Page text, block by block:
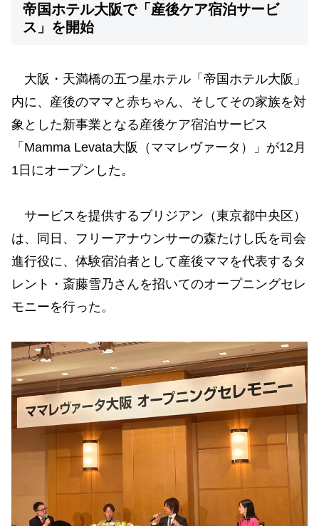
帝国ホテル大阪で「産後ケア宿泊サービ
ス」を開始
大阪・天満橋の五つ星ホテル「帝国ホテル大阪」
内に、産後のママと赤ちゃん、そしてその家族を対
象とした新事業となる産後ケア宿泊サービス
「Mamma Levata大阪（ママレヴァータ）」が12月
1日にオープンした。
サービスを提供するブリジアン（東京都中央区）
は、同日、フリーアナウンサーの森たけし氏を司会
進行役に、体験宿泊者として産後ママを代表するタ
レント・斎藤雪乃さんを招いてのオープニングセレ
モニーを行った。